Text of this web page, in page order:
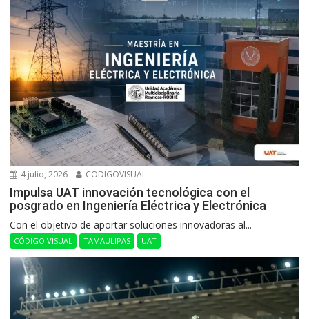
4 julio, 2026 CODIGOVISUAL
Impulsa UAT innovación tecnológica con el
posgrado en Ingeniería Eléctrica y Electrónica
Con el objetivo de aportar soluciones innovadoras al...
CÓDIGO VISUAL TAMAULIPAS UAT